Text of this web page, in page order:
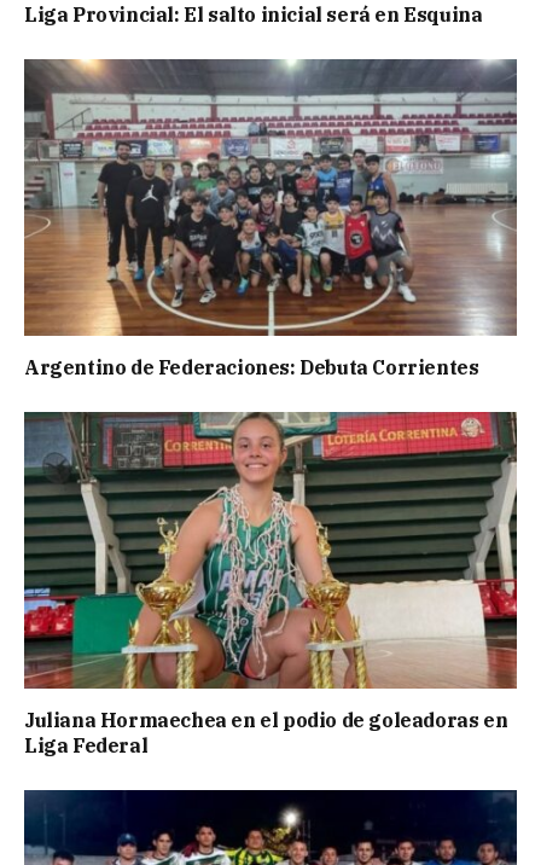
Liga Provincial: El salto inicial será en Esquina
Argentino de Federaciones: Debuta Corrientes
Juliana Hormaechea en el podio de goleadoras en
Liga Federal